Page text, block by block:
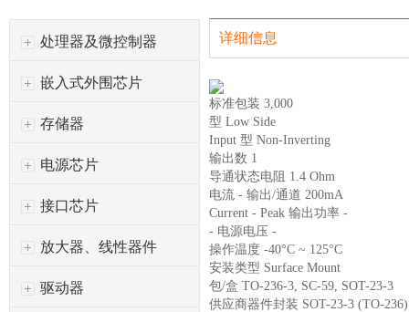
处理器及微控制器
嵌入式外围芯片
存储器
电源芯片
接口芯片
放大器、线性器件
驱动器
详细信息
标准包装 3,000
型 Low Side
Input 型 Non-Inverting
输出数 1
导通状态电阻 1.4 Ohm
电流 - 输出/通道 200mA
Current - Peak 输出功率 -
- 电源电压 -
操作温度 -40°C ~ 125°C
安装类型 Surface Mount
包/盒 TO-236-3, SC-59, SOT-23-3
供应商器件封装 SOT-23-3 (TO-236)